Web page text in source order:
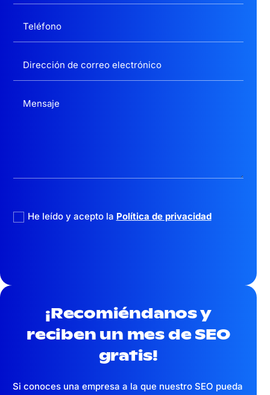
He leído y acepto la Política de privacidad
¡Recomiéndanos y
reciben un mesde SEO
gratis!
Si conoces una empresa a la que nuestro SEO pueda